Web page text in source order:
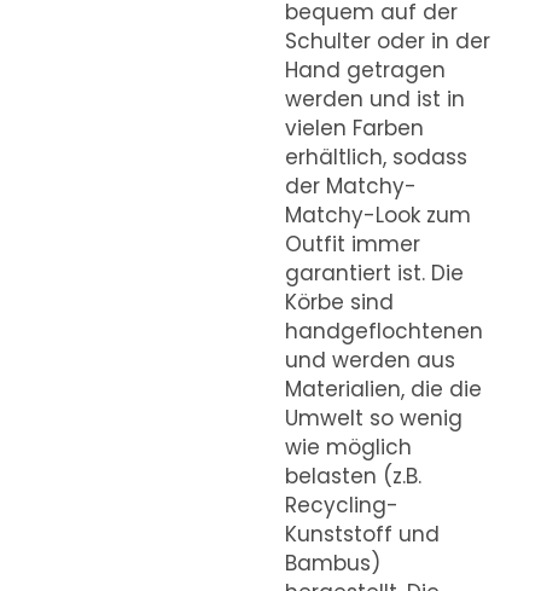
bequem auf der
Schulter oder in der
Hand getragen
werden und ist in
vielen Farben
erhältlich, sodass
der Matchy-
Matchy-Look zum
Outfit immer
garantiert ist. Die
Körbe sind
handgeflochtenen
und werden aus
Materialien, die die
Umwelt so wenig
wie möglich
belasten (z.B.
Recycling-
Kunststoff und
Bambus)